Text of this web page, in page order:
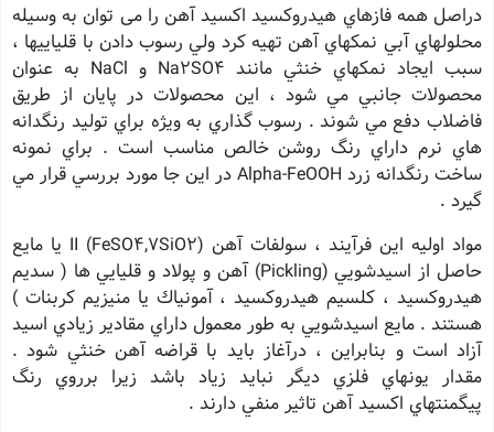
دراصل همه فازهاي هيدروكسيد اكسيد آهن را می توان به وسيله
محلولهاي آبي نمكهاي آهن تهيه كرد ولي رسوب دادن با قلياييها ،
سبب ايجاد نمكهاي خنثي مانند Na2SO4 و NaCl به عنوان
محصولات جانبي مي شود ، اين محصولات در پايان از طريق
فاضلاب دفع مي شوند . رسوب گذاري به ويژه براي توليد رنگدانه
هاي نرم داراي رنگ روشن خالص مناسب است . براي نمونه
ساخت رنگدانه زرد Alpha-FeOOH در اين جا مورد بررسي قرار مي
گيرد .
مواد اوليه اين فرآيند ، سولفات آهن (FeSO4,7SiO2) II يا مايع
حاصل از اسيدشويي (Pickling) آهن و پولاد و قليايي ها ( سديم
هيدروكسيد ، كلسيم هيدروكسيد ، آمونياك يا منيزيم كربنات )
هستند . مايع اسيدشويي به طور معمول داراي مقادير زيادي اسيد
آزاد است و بنابراين ، درآغاز بايد با قراضه آهن خنثي شود .
مقدار يونهاي فلزي ديگر نبايد زياد باشد زيرا برروي رنگ
پيگمنتهاي اكسيد آهن تاثير منفي دارند .